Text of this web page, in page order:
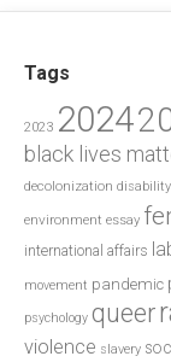
Tags
2023 2024
black lives
decolonization disability
environment essay
international affairs
movement pandemic
psychology queer
violence slavery